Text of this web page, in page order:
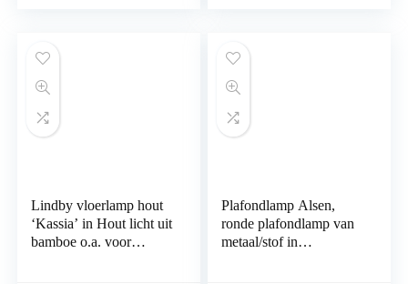
Lindby vloerlamp hout
‘Kassia’ in Hout licht uit
bamboe o.a. voor
Plafondlamp Alsen,
ronde plafondlamp van
metaal/stof in